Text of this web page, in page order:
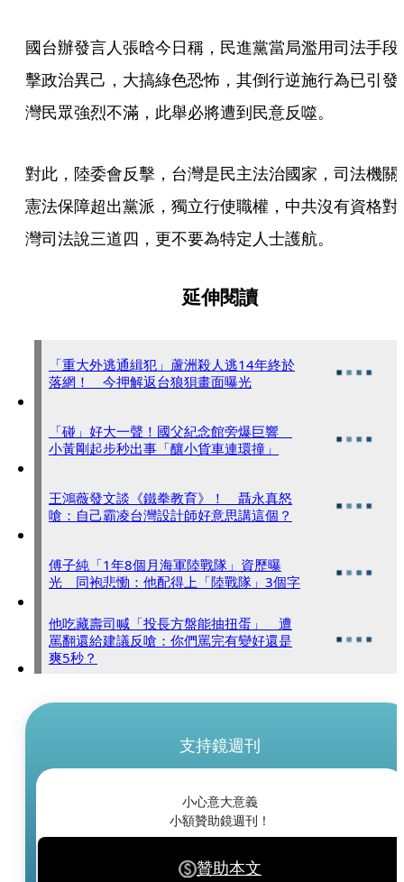
國台辦發言人張晗今日稱，民進黨當局濫用司法手段
擊政治異己，大搞綠色恐怖，其倒行逆施行為已引發
灣民眾強烈不滿，此舉必將遭到民意反噬。
對此，陸委會反擊，台灣是民主法治國家，司法機關
憲法保障超出黨派，獨立行使職權，中共沒有資格對
灣司法說三道四，更不要為特定人士護航。
延伸閱讀
「重大外逃通緝犯」蘆洲殺人逃14年終於
落網！ 今押解返台狼狽畫面曝光
「碰」好大一聲！國父紀念館旁爆巨響
小黃剛起步秒出事「釀小貨車連環撞」
王鴻薇發文談《鐵拳教育》！ 聶永真怒
嗆：自己霸凌台灣設計師好意思講這個？
傅子純「1年8個月海軍陸戰隊」資歷曝
光 同袍悲慟：他配得上「陸戰隊」3個字
他吃藏壽司喊「投長方盤能抽扭蛋」 遭
罵翻還給建議反嗆：你們罵完有變好還是
爽5秒？
支持鏡週刊
小心意大意義
小額贊助鏡週刊！
贊助本文